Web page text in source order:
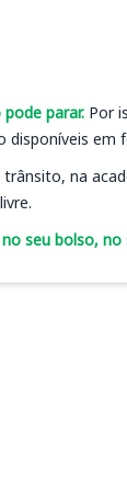
pode parar. Por
disponíveis em
trânsito, na
no seu bolso, no